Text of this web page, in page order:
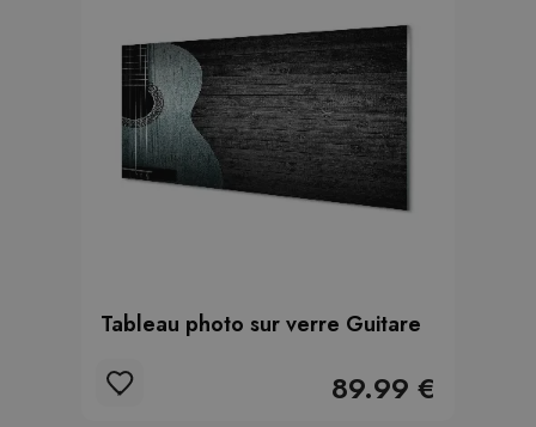
Tableau photo sur verre Guitare
89.99 €